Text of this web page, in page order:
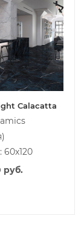
Calacatta
руб.